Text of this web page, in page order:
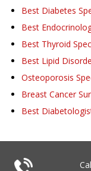
Best Diabetes
Best
Best Thyroid
Best Lipid
Osteoporosis
Breast Cancer
Best